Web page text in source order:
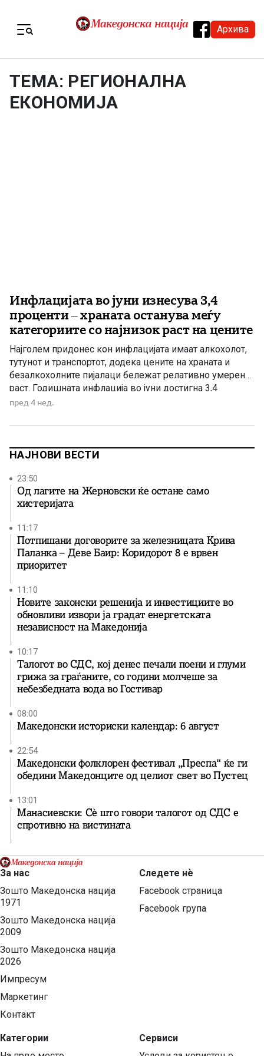
Архива
ТЕМА: РЕГИОНАЛНА
ЕКОНОМИЈА
Инфлацијата во јуни изнесува 3,4
проценти – храната останува меѓу
категориите со најнизок раст на цените
Најголем придонес кон инфлацијата имаат алкохолот,
тутунот и транспортот, додека цените на храната и
безалкохолните пијалаци бележат релативно умерен
раст. Годишната инфлација во јуни достигна 3,4
проценти, покажуваат најновите податоци. Структурата
од инфлаторниот притисок не доаѓа од основните
неколку специфични категории. Најниска […]
пред 4 нед.
НАЈНОВИ ВЕСТИ
23:50
Од лагите на Жерновски ќе остане само
хистеријата
11:17
Потпишани договорите за железницата Крива
Паланка – Деве Баир: Коридорот 8 е врвен
приоритет
11:10
Новите законски решенија и инвестициите во
обновливи извори ја градат енергетската
независност на Македонија
10:17
Талогот во СДС, кој денес печали поени и глуми
грижа за граѓаните, со години молчеше за
небезбедната вода во Гостивар
08:00
Македонски историски календар: 6 август
22:54
Македонски фолклорен фестивал „Преспа“ ќе ги
обедини Македонците од целиот свет во Пустец
13:01
Манасиевски: Сè што говори талогот од СДС е
спротивно на вистината
За нас
Зошто Македонска нација
1971
Зошто Македонска нација
2009
Зошто Македонска нација
2026
Импресум
Маркетинг
Контакт
Категории
Следете нѐ
Facebook страница
Facebook група
Сервиси